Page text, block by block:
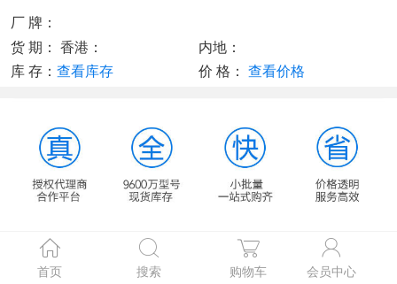
厂 牌：
货 期：
香港：
内地：
库 存： 查看库存 价 格： 查看价格
首页 搜索 购物车 会员中心